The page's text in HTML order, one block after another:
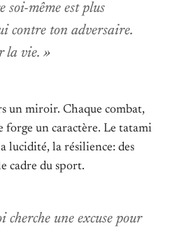
soi-même est plus
contre ton adversaire.
la vie. »
un miroir. Chaque combat,
forge un caractère. Le tatami
lucidité, la résilience: des
cadre du sport.
une excuse pour